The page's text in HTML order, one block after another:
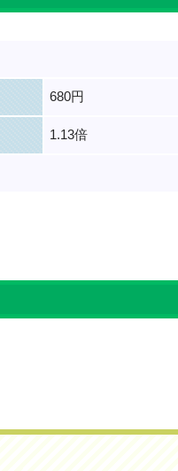
680円
1.13倍